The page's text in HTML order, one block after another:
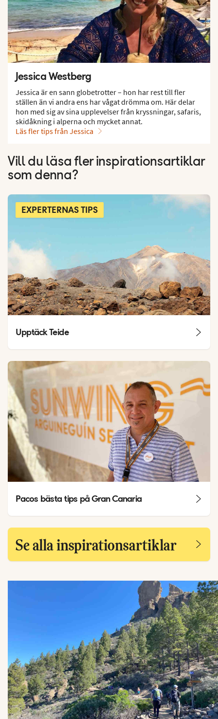
Jessica Westberg
Jessica är en sann globetrotter – hon har rest till fler
ställen än vi andra ens har vågat drömma om. Här delar
hon med sig av sina upplevelser från kryssningar, safaris,
skidåkning i alperna och mycket annat.
Läs fler tips från Jessica
Vill du läsa fler inspirationsartiklar
som denna?
EXPERTERNAS TIPS
Upptäck Teide
Pacos bästa tips på Gran Canaria
Se alla inspirationsartiklar